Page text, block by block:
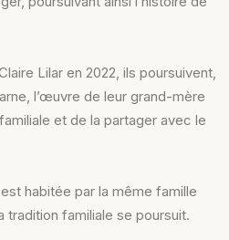
Lilar en 2022, ils poursuivent,
l’œuvre de leur grand-mère
et de la partager avec le
habitée par la même famille
tradition familiale se poursuit.